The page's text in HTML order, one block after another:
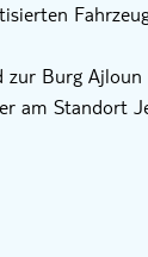
zur Burg Ajloun
am Standort